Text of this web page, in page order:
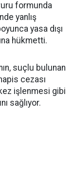
formunda
yanlış
yasa dışı
hükmetti.
suçlu bulunan
cezası
işlenmesi gibi
sağlıyor.